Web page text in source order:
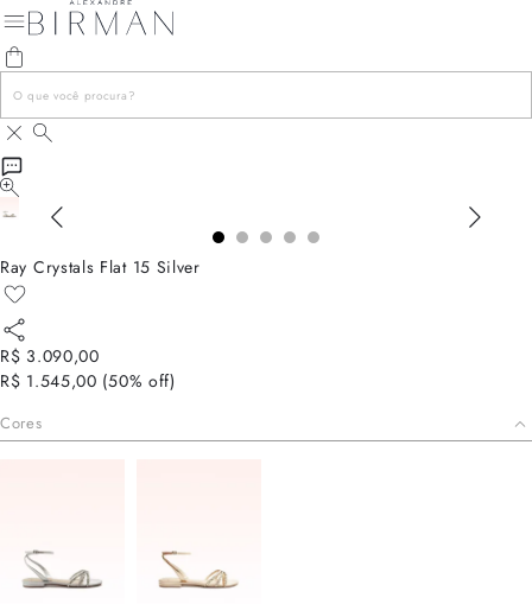
Ray Crystals Flat 15 Silver
R$ 3.090,00
R$ 1.545,00 (50% off)
Cores